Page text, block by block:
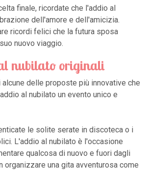
finale, ricordate che l'addio al
dell'amore e dell'amicizia.
ricordi felici che la futura sposa
nuovo viaggio.
nubilato originali
delle proposte più innovative che
al nubilato un evento unico e
le solite serate in discoteca o i
L'addio al nubilato è l'occasione
qualcosa di nuovo e fuori dagli
organizzare una gita avventurosa come